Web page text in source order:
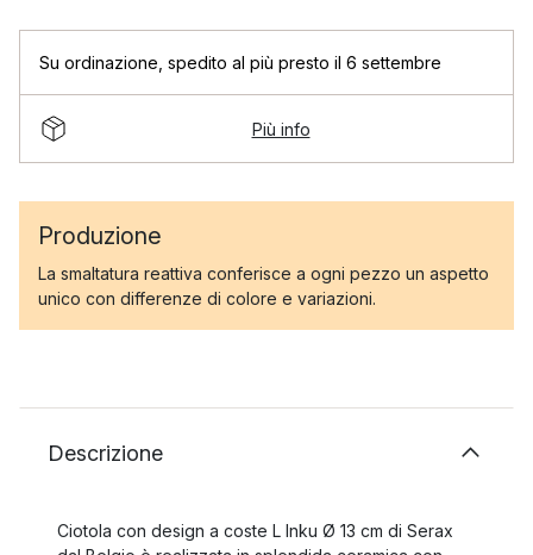
Su ordinazione spedito al più presto il 6 settembre
Più info
Produzione
La smaltatura reattiva conferisce a ogni pezzo un aspetto
unico con differenze di colore e variazioni.
Descrizione
Ciotola con design a coste L Inku Ø 13 cm di Serax